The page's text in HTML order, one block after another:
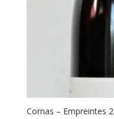
Cornas – Empreintes